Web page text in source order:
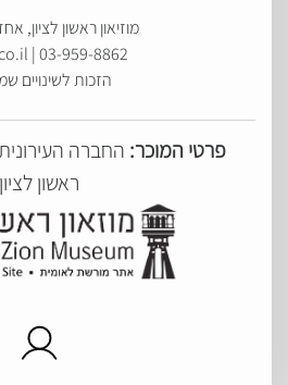
מוזיאון ראשון לציון,
03-959-8862 | rlzm.co.il
הזכות לשינויים
פרטי המוכר: החברה העירונית
ראשון לציון